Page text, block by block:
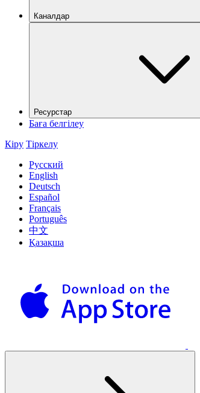
Каналдар
Ресурстар
Баға белгілеу
Кіру Тіркелу
Русский
English
Deutsch
Español
Français
Português
中文
Қазақша